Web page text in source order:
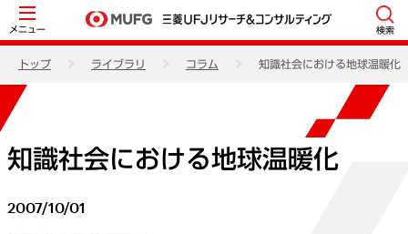
メニュー 検索
トップ ライブラリ コラム 知識社会における地球温暖化
知識社会における地球温暖化
2007/10/01